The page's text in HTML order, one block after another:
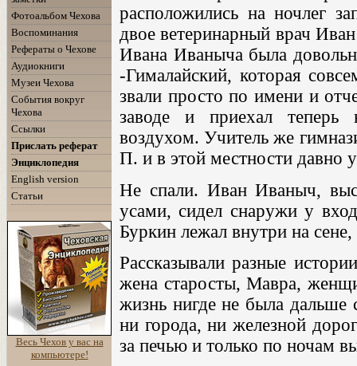
Фотоальбом Чехова
Воспоминания
Рефераты о Чехове
Аудиокниги
Музеи Чехова
События вокруг
Чехова
Ссылки
Прислать реферат
Энциклопедия
English version
Статьи
Весь Чехов у вас на
компьютере!
расположились на ночлег
двое ветеринарный врач
Ивана Иваныча была
-Гималайский, которая
звали просто по имени и
заводе и приехал
воздухом. Учитель же
П. и в этой местности давно
Не спали. Иван Иваныч,
усами, сидел снаружи у
Буркин лежал внутри на
Рассказывали разные
жена старосты, Мавра,
жизнь нигде не была дальше
ни города, ни железной
за печью и только по ночам